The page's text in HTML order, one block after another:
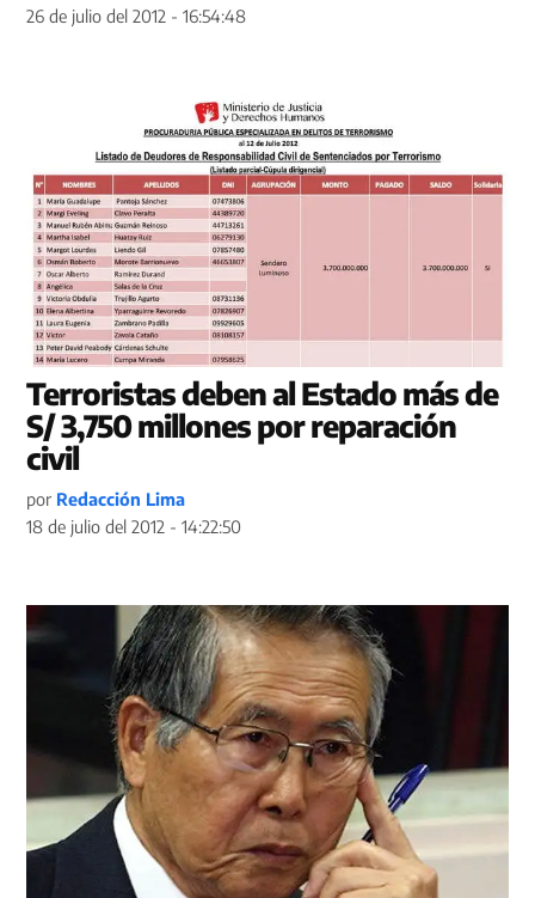
26 de julio del 2012 - 16:54:48
Terroristas deben al Estado más de
S/ 3,750 millones por reparación
civil
por Redacción Lima
18 de julio del 2012 - 14:22:50